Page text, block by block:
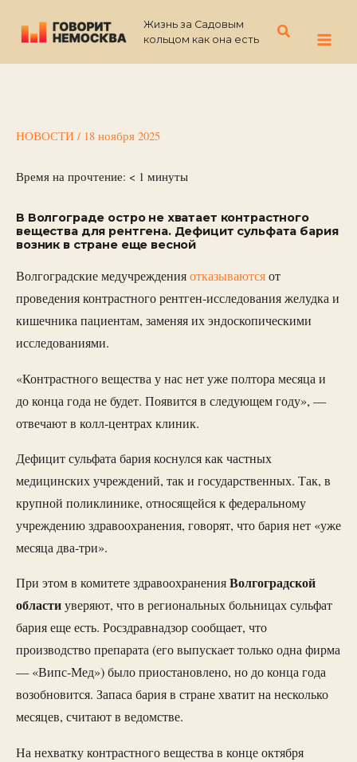
содержимому
Жизнь за Садовым
кольцом как она есть
Поиск
НОВОСТИ / 18 ноября 2025
Время на прочтение: < 1 минуты
В Волгограде остро не хватает контрастного
вещества для рентгена. Дефицит сульфата бария
возник в стране еще весной
Волгоградские медучрежденияотказываютсяот
проведения контрастного рентген-исследования желудка и
кишечника пациентам, заменяя их эндоскопическими
исследованиями.
«Контрастного вещества у нас нет уже полтора месяца и
до конца года не будет. Появится в следующем году», —
отвечают в колл-центрах клиник.
Дефицит сульфата бария коснулся как частных
медицинских учреждений, так и государственных. Так, в
крупной поликлинике, относящейся к федеральному
учреждению здравоохранения, говорят, что бария нет «уже
месяца два-три».
При этом в комитете здравоохраненияВолгоградской
областиуверяют, что в региональных больницах сульфат
бария еще есть. Росздравнадзор сообщает, что
производство препарата (его выпускает только одна фирма
— «Випс-Мед») было приостановлено, но до конца года
возобновится. Запаса бария в стране хватит на несколько
месяцев, считают в ведомстве.
На нехватку контрастного вещества в конце октября